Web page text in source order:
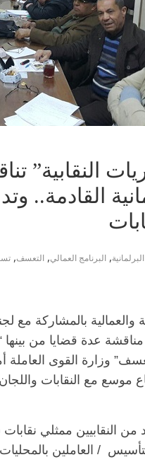
النقابية”
, البرنامج العمالي, التعسف,
والعمالية بالمشاركة مع
عدة قضايا من بينها
وزارة القوى العاملة
موسع مع النقابات
النقابيين ممثلي
/ العاملين